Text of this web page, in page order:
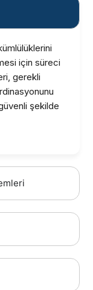
için süreci
gerekli
şekilde